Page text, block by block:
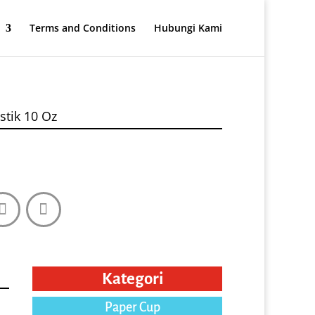
Terms and Conditions Hubungi Kami
10 Oz
Kategori
Paper Cup